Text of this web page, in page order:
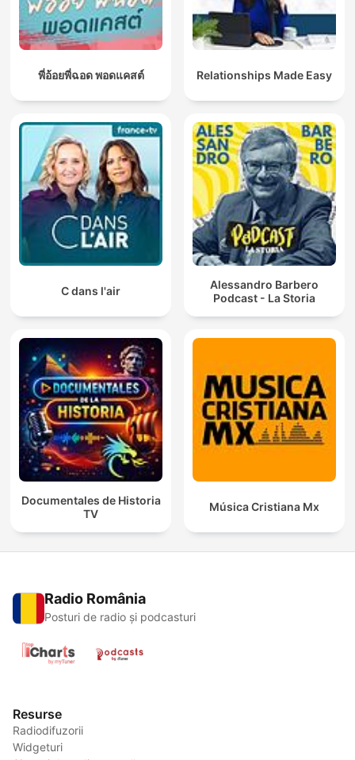
พี่อ้อยพี่ฉอด พอดแคสต์ Relationships Made Easy
C dans l'air
Alessandro Barbero
Podcast - La Storia
Documentales de Historia
TV
Música Cristiana Mx
Radio România
Posturi de radio și podcasturi
Resurse
Radiodifuzorii
Widgeturi